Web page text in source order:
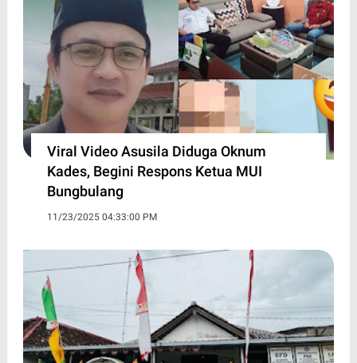
Viral Video Asusila Diduga Oknum
Kades, Begini Respons Ketua MUI
Bungbulang
11/23/2025 04:33:00 PM